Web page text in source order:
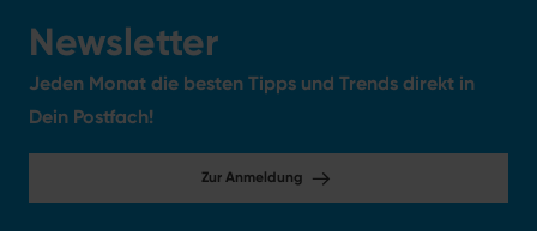
Newsletter
Jeden Monat die besten Tipps und Trends direkt in
Dein Postfach!
Zur Anmeldung